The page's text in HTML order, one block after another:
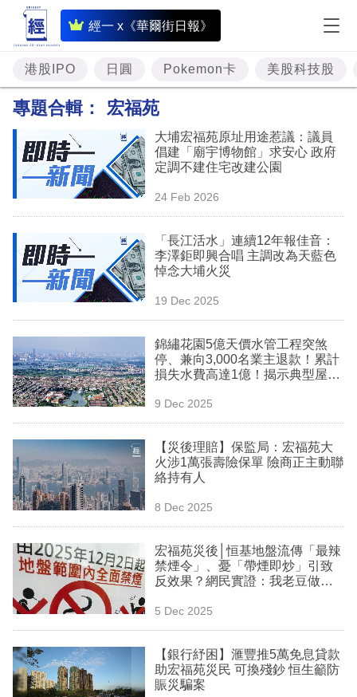
經一 x《華爾街日報》
即
時
財
經
投
資
理
業
科
技
職
場
生
時
事
欄
訂
港股IPO 日圓 Pokemon卡 美股科技股
專題合輯： 宏福苑
大埔宏福苑原址用途惹議：議員
倡建「廟宇博物館」求安心 政府
定調不建住宅改建公園
24 Feb 2026
「長江活水」連續12年報佳音：
李澤鉅即興合唱 主調改為天藍色
悼念大埔火災
19 Dec 2025
錦繡花園5億天價水管工程突煞
停、兼向3,000名業主退款！累計
損失水費高達1億！揭示典型屋苑
9 Dec 2025
【災後理賠】保監局：宏福苑大
火涉1萬張壽險保單 險商正主動聯
絡持有人
8 Dec 2025
宏福苑災後│恒基地盤流傳「最辣
禁煙令」、憂「帶煙即炒」引致
反效果？網民實證：我老豆做紮
5 Dec 2025
【銀行紓困】滙豐推5萬免息貸款
助宏福苑災民 可換殘鈔 恒生籲防
賑災騙案